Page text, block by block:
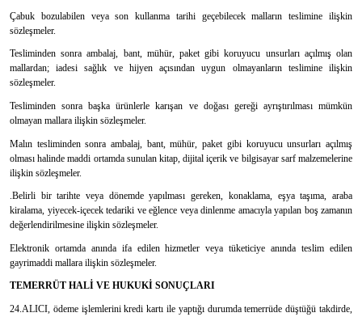
Çabuk bozulabilen veya son kullanma tarihi geçebilecek malların teslimine ilişkin
sözleşmeler.
Tesliminden sonra ambalaj, bant, mühür, paket gibi koruyucu unsurları açılmış olan
mallardan; iadesi sağlık ve hijyen açısından uygun olmayanların teslimine ilişkin
sözleşmeler.
Tesliminden sonra başka ürünlerle karışan ve doğası gereği ayrıştırılması mümkün
olmayan mallara ilişkin sözleşmeler.
Malın tesliminden sonra ambalaj, bant, mühür, paket gibi koruyucu unsurları açılmış
olması halinde maddi ortamda sunulan kitap, dijital içerik ve bilgisayar sarf malzemelerine
ilişkin sözleşmeler.
.Belirli bir tarihte veya dönemde yapılması gereken, konaklama, eşya taşıma, araba
kiralama, yiyecek-içecek tedariki ve eğlence veya dinlenme amacıyla yapılan boş zamanın
değerlendirilmesine ilişkin sözleşmeler.
Elektronik ortamda anında ifa edilen hizmetler veya tüketiciye anında teslim edilen
gayrimaddi mallara ilişkin sözleşmeler.
TEMERRÜT HALİ VE HUKUKİ SONUÇLARI
24.ALICI, ödeme işlemlerini kredi kartı ile yaptığı durumda temerrüde düştüğü takdirde,